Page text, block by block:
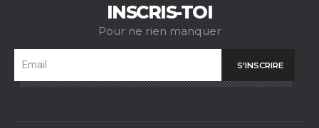
INSCRIS-TOI
Pour ne rien manquer